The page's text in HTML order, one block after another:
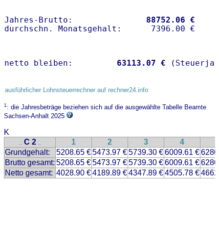
Jahres-Brutto: 88752.06 €
netto bleiben: 63113.07 €
ausführlicher Lohnsteuerrechner auf rechner24.info
1: die Jahresbeträge beziehen sich auf die ausgewählte Tabelle Beamte
Sachsen-Anhalt 2025
K
.. C 2 .. 1 2 3 4
Grundgehalt:
5208.65 €5473.97 €5739.30 €6009.61 €
Brutto gesamt: 5208.65 €5473.97 €5739.30 €6009.61 €
Netto gesamt: 4028.90 €4189.89 €4347.89 €4505.78 €